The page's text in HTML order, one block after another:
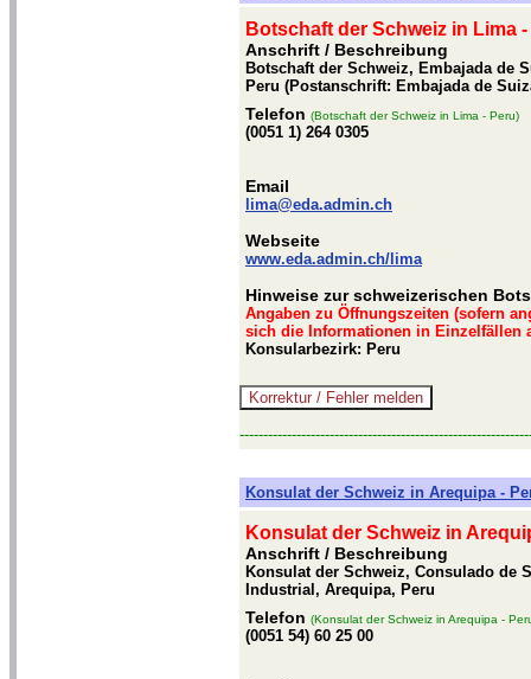
Botschaft der Schweiz in Lima
Anschrift / Beschreibung
Botschaft der Schweiz, Embajada de
Peru (Postanschrift: Embajada de
Telefon (Botschaft der Schweiz in Lima - Peru)
(0051 1) 264 0305
Email
lima@eda.admin.ch
Webseite
www.eda.admin.ch/lima
Hinweise zur schweizerischen
Angaben zu Öffnungszeiten (sofern
sich die Informationen in Einzelfällen
Konsularbezirk: Peru
Konsulat der Schweiz in Arequipa -
Konsulat der Schweiz in
Anschrift / Beschreibung
Konsulat der Schweiz, Consulado de
Industrial, Arequipa, Peru
Telefon (Konsulat der Schweiz in Arequipa -
(0051 54) 60 25 00